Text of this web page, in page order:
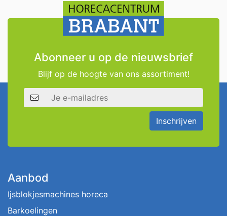
Abonneer u op de nieuwsbrief
Blijf op de hoogte van ons assortiment!
E-mailadres
Inschrijven
Aanbod
Ijsblokjesmachines horeca
Barkoelingen